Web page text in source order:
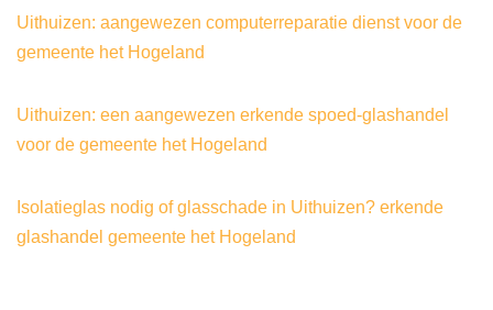
Uithuizen: aangewezen computerreparatie dienst voor de
gemeente het Hogeland
Uithuizen: een aangewezen erkende spoed-glashandel
voor de gemeente het Hogeland
Isolatieglas nodig of glasschade in Uithuizen? erkende
glashandel gemeente het Hogeland